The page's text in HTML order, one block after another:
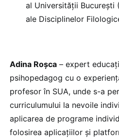
al Universității București
ale Disciplinelor
Adina Roșca – expert
psihopedagog cu o
profesor în SUA, unde s-a
curriculumului la nevoile
aplicarea de programe
folosirea aplicațiilor și